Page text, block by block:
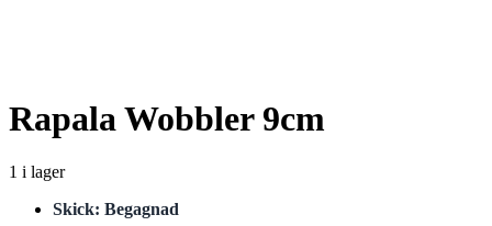
Rapala Wobbler 9cm
1 i lager
Skick: Begagnad